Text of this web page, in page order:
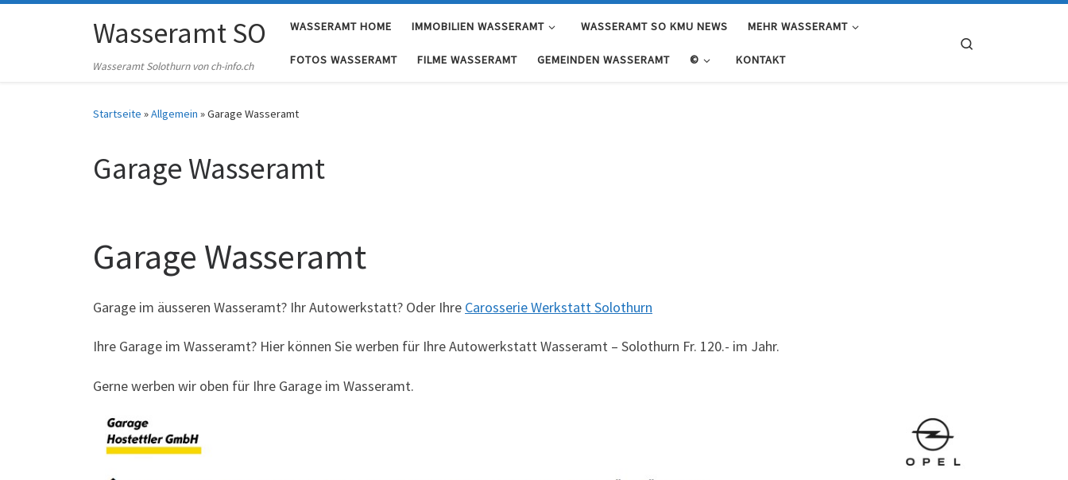
Skip to contentWasseramt SO
Wasseramt Solothurn von ch-info.ch
WASSERAMT HOME IMMOBILIEN WASSERAMT WASSERAMT SO KMU NEWS MEHR WASSERAMT
FOTOS WASSERAMT FILME WASSERAMT GEMEINDEN WASSERAMT © KONTAKT
Startseite »Allgemein »Garage Wasseramt
Garage Wasseramt
Garage Wasseramt
Garage im äusseren Wasseramt? Ihr Autowerkstatt? Oder Ihre Carosserie Werkstatt Solothurn
Ihre Garage im Wasseramt? Hier können Sie werben für Ihre Autowerkstatt Wasseramt – Solothurn Fr. 120.- im Jahr.
Gerne werben wir oben für Ihre Garage im Wasseramt.